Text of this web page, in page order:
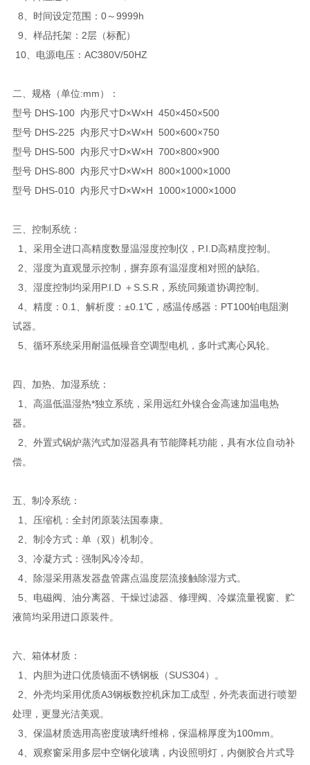
8、时间设定范围：0～9999h
9、样品托架：2层（标配）
10、电源电压：AC380V/50HZ
二、规格（单位:mm）：
型号 DHS-100 内形尺寸D×W×H 450×450×500
型号 DHS-225 内形尺寸D×W×H 500×600×750
型号 DHS-500 内形尺寸D×W×H 700×800×900
型号 DHS-800 内形尺寸D×W×H 800×1000×1000
型号 DHS-010 内形尺寸D×W×H 1000×1000×1000
三、控制系统：
1、采用全进口高精度数显温湿度控制仪，P.I.D高精度控制。
2、湿度为直观显示控制，摒弃原有温湿度相对照的缺陷。
3、湿度控制均采用P.I.D ＋S.S.R，系统同频道协调控制。
4、精度：0.1、解析度：±0.1℃，感温传感器：PT100铂电阻测
试器。
5、循环系统采用耐温低噪音空调型电机，多叶式离心风轮。
四、加热、加湿系统：
1、高温低温湿热*独立系统，采用远红外镍合金高速加温电热
器。
2、外置式锅炉蒸汽式加湿器具有节能降耗功能，具有水位自动补
偿。
五、制冷系统：
1、压缩机：全封闭原装法国泰康。
2、制冷方式：单（双）机制冷。
3、冷凝方式：强制风冷冷却。
4、除湿采用蒸发器盘管露点温度层流接触除湿方式。
5、电磁阀、油分离器、干燥过滤器、修理阀、冷媒流量视窗、贮
液筒均采用进口原装件。
六、箱体材质：
1、内胆为进口优质镜面不锈钢板（SUS304）。
2、外壳均采用优质A3钢板数控机床加工成型，外壳表面进行喷塑
处理，更显光洁美观。
3、保温材质选用高密度玻璃纤维棉，保温棉厚度为100mm。
4、观察窗采用多层中空钢化玻璃，内设照明灯，内侧胶合片式导